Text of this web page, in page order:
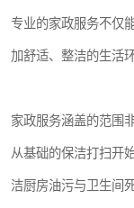
专业的家政服务不仅
加舒适、整洁的生活环
家政服务涵盖的范围
从基础的保洁打扫开
洁厨房油污与卫生间